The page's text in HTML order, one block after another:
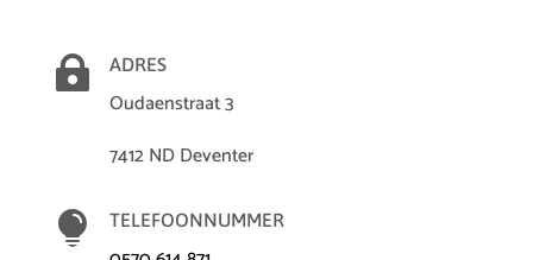
 ADRES
Oudaenstraat 3
7412 ND Deventer
 TELEFOONNUMMER